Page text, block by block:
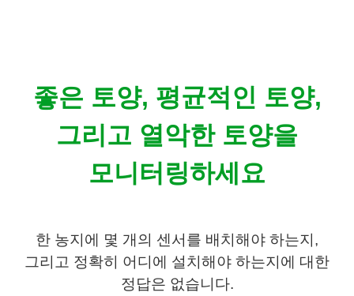
좋은 토양, 평균적인 토양,
그리고 열악한 토양을
모니터링하세요
한 농지에 몇 개의 센서를 배치해야 하는지,
그리고 정확히 어디에 설치해야 하는지에 대한
정답은 없습니다.